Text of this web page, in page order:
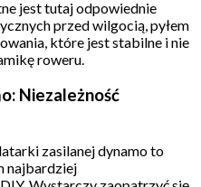
jest tutaj odpowiednie
przed wilgocią, pyłem
które jest stabilne i nie
roweru.
Niezależność
zasilanej dynamo to
najbardziej